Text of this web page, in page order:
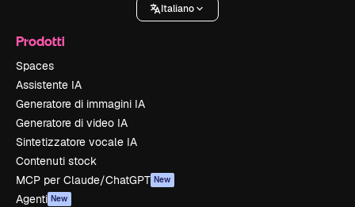
Italiano
Prodotti
Spaces
Assistente IA
Generatore di immagini IA
Generatore di video IA
Sintetizzatore vocale IA
Contenuti stock
MCP per Claude/ChatGPT New
Agenti New